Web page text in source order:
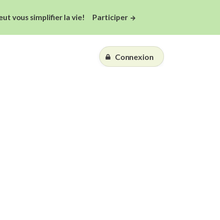
vous simplifier la vie! Participer
Connexion